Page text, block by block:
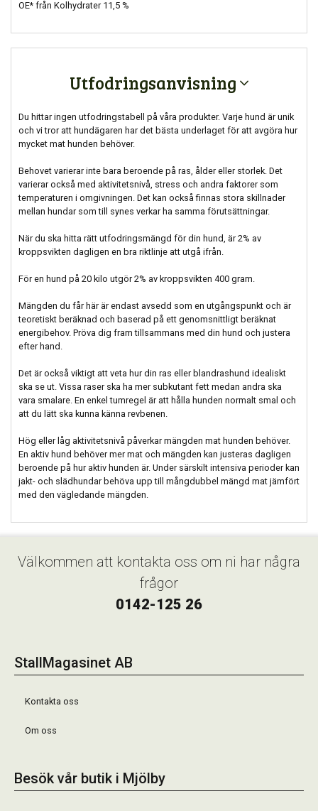
OE* från Kolhydrater 11,5 %
Utfodringsanvisning
Du hittar ingen utfodringstabell på våra produkter. Varje hund är unik
och vi tror att hundägaren har det bästa underlaget för att avgöra hur
mycket mat hunden behöver.
Behovet varierar inte bara beroende på ras, ålder eller storlek. Det
varierar också med aktivitetsnivå, stress och andra faktorer som
temperaturen i omgivningen. Det kan också finnas stora skillnader
mellan hundar som till synes verkar ha samma förutsättningar.
När du ska hitta rätt utfodringsmängd för din hund, är 2% av
kroppsvikten dagligen en bra riktlinje att utgå ifrån.
För en hund på 20 kilo utgör 2% av kroppsvikten 400 gram.
Mängden du får här är endast avsedd som en utgångspunkt och är
teoretiskt beräknad och baserad på ett genomsnittligt beräknat
energibehov. Pröva dig fram tillsammans med din hund och justera
efter hand.
Det är också viktigt att veta hur din ras eller blandrashund idealiskt
ska se ut. Vissa raser ska ha mer subkutant fett medan andra ska
vara smalare. En enkel tumregel är att hålla hunden normalt smal och
att du lätt ska kunna känna revbenen.
Hög eller låg aktivitetsnivå påverkar mängden mat hunden behöver.
En aktiv hund behöver mer mat och mängden kan justeras dagligen
beroende på hur aktiv hunden är. Under särskilt intensiva perioder kan
jakt- och slädhundar behöva upp till mångdubbel mängd mat jämfört
med den vägledande mängden.
Välkommen att kontakta oss om ni har några
frågor
0142-125 26
StallMagasinet AB
Kontakta oss
Om oss
Besök vår butik i Mjölby